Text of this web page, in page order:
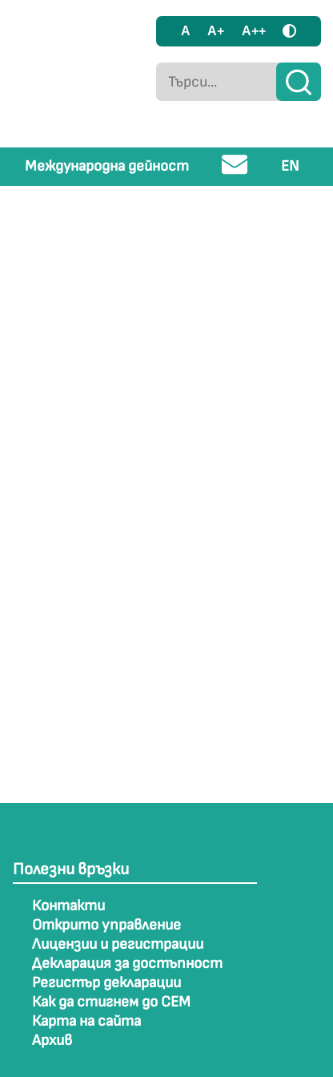
A A+ A++
Международна дейност EN
Полезни връзки
Контакти
Открито управление
Лицензии и регистрации
Декларация за достъпност
Регистър декларации
Как да стигнем до СЕМ
Карта на сайта
Архив